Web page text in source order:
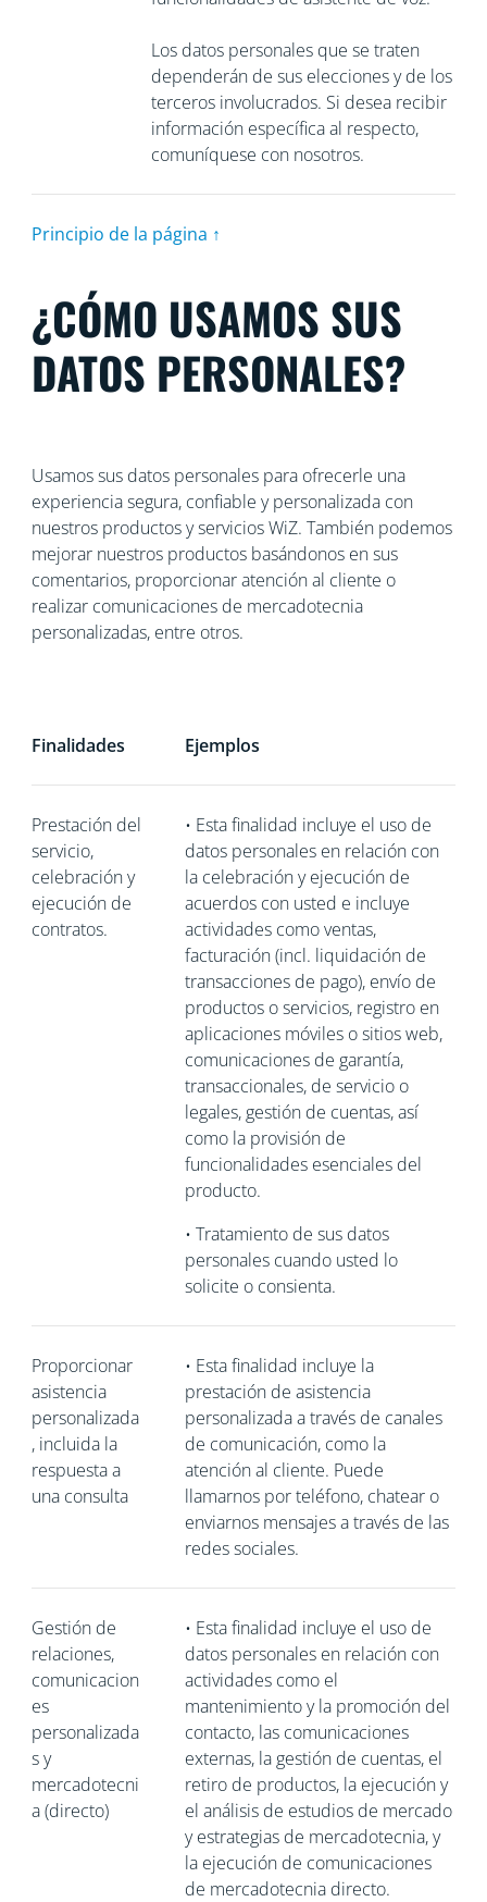
Los datos personales que se traten
dependerán de sus elecciones y de los
terceros involucrados. Si desea recibir
información específica al respecto,
comuníquese con nosotros.
Principio de la página ↑
¿CÓMO USAMOS SUS
DATOS PERSONALES?
Usamos sus datos personales para ofrecerle una
experiencia segura, confiable y personalizada con
nuestros productos y servicios WiZ. También podemos
mejorar nuestros productos basándonos en sus
comentarios, proporcionar atención al cliente o
realizar comunicaciones de mercadotecnia
personalizadas, entre otros.
Finalidades Ejemplos
Prestación del
servicio,
celebración y
ejecución de
contratos.
• Esta finalidad incluye el uso de
datos personales en relación con
la celebración y ejecución de
acuerdos con usted e incluye
actividades como ventas,
facturación (incl. liquidación de
transacciones de pago), envío de
productos o servicios, registro en
aplicaciones móviles o sitios web,
comunicaciones de garantía,
transaccionales, de servicio o
legales, gestión de cuentas, así
como la provisión de
funcionalidades esenciales del
producto.
• Tratamiento de sus datos
personales cuando usted lo
solicite o consienta.
Proporcionar
asistencia
personalizada
, incluida la
respuesta a
una consulta
• Esta finalidad incluye la
prestación de asistencia
personalizada a través de canales
de comunicación, como la
atención al cliente. Puede
llamarnos por teléfono, chatear o
enviarnos mensajes a través de las
redes sociales.
Gestión de
relaciones,
comunicacion
es
personalizada
s y
mercadotecni
a (directo)
• Esta finalidad incluye el uso de
datos personales en relación con
actividades como el
mantenimiento y la promoción del
contacto, las comunicaciones
externas, la gestión de cuentas, el
retiro de productos, la ejecución y
el análisis de estudios de mercado
y estrategias de mercadotecnia, y
la ejecución de comunicaciones
de mercadotecnia directo.